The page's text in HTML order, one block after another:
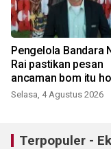
Pengelola Bandara
Rai pastikan pesan
ancaman bom itu
Selasa, 4 Agustus 2026
Terpopuler -